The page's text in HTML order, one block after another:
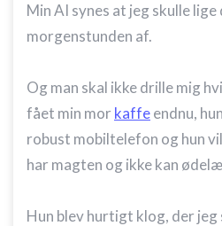
Min AI synes at jeg skulle
morgenstunden af.
Og man skal ikke drille mig
fået min mor kaffeendnu,
robust mobiltelefon og hun
har magten og ikke kan
Hun blev hurtigt klog, der jeg